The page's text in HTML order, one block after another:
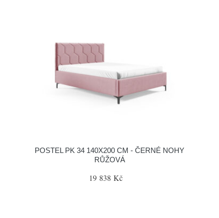
POSTEL PK 34 140X200 CM - ČERNÉ NOHY
RŮŽOVÁ
19 838 Kč